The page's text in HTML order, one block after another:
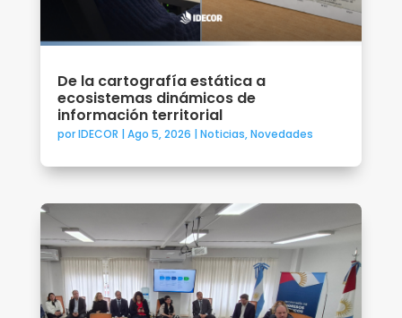
De la cartografía estática a
ecosistemas dinámicos de
información territorial
porIDECOR | Ago 5, 2026 | Noticias,Novedades